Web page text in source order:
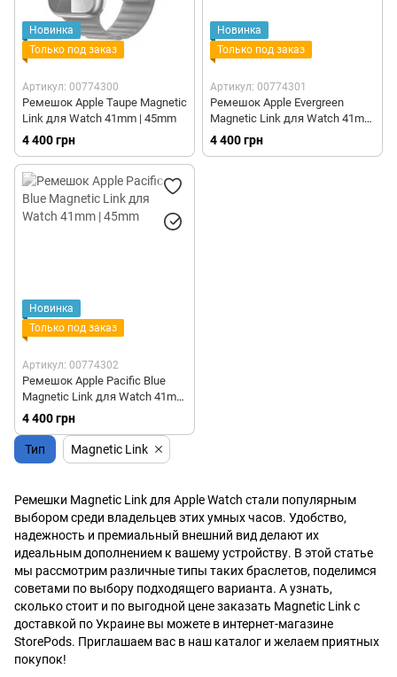
Новинка
Только под заказ
Артикул: 00774300
Ремешок Apple Taupe Magnetic
Link для Watch 41mm | 45mm
4 400 грн
Новинка
Только под заказ
Артикул: 00774301
Ремешок Apple Evergreen
Magnetic Link для Watch 41mm
| 45mm
4 400 грн
Новинка
Только под заказ
Артикул: 00774302
Ремешок Apple Pacific Blue
Magnetic Link для Watch 41mm
| 45mm
4 400 грн
Ремешки Magnetic Link для Apple Watch стали популярным
выбором среди владельцев этих умных часов. Удобство,
надежность и премиальный внешний вид делают их
идеальным дополнением к вашему устройству. В этой статье
мы рассмотрим различные типы таких браслетов, поделимся
советами по выбору подходящего варианта. А узнать,
сколько стоит и по выгодной цене заказать Magnetic Link с
доставкой по Украине вы можете в интернет-магазине
StorePods. Приглашаем вас в наш каталог и желаем приятных
покупок!
Тип Magnetic Link